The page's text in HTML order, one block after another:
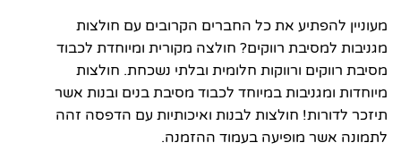
מעוניין להפתיע את כל החברים הקרובים עם חולצות
מגניבות למסיבת רווקים? חולצה מקורית ומיוחדת לכבוד
מסיבת רווקים ורווקות חלומית ובלתי נשכחת. חולצות
מיוחדות ומגניבות במיוחד לכבוד מסיבת בנים ובנות אשר
תיזכר לדורות! חולצות לבנות ואיכותיות עם הדפסה זהה
לתמונה אשר מופיעה בעמוד ההזמנה.